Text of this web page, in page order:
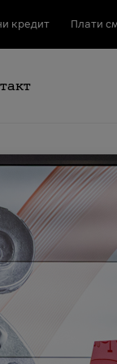
кредит Плати